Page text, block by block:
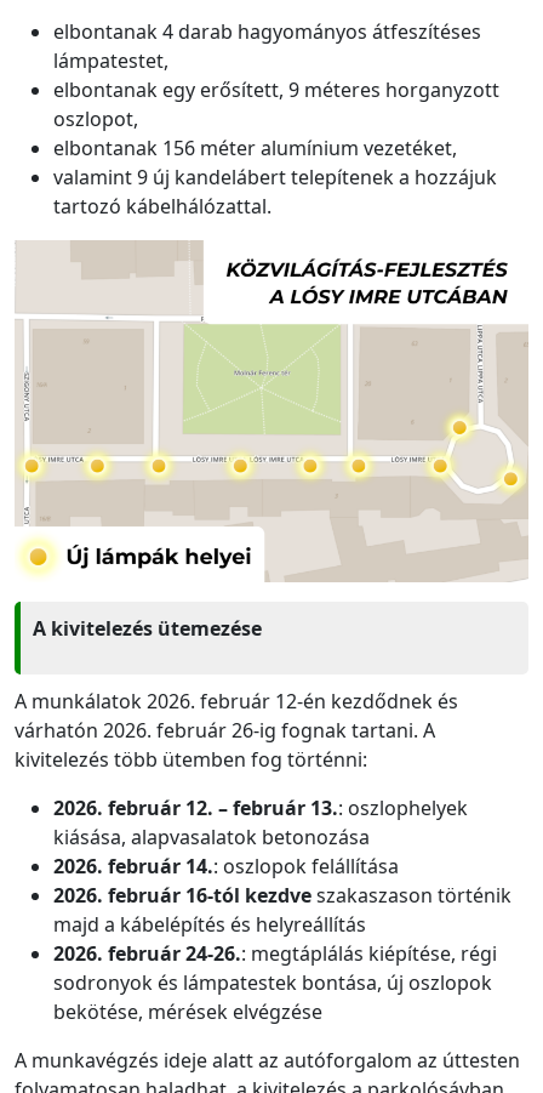
elbontanak 4 darab hagyományos átfeszítéses
lámpatestet,
elbontanak egy erősített, 9 méteres horganyzott
oszlopot,
elbontanak 156 méter alumínium vezetéket,
valamint 9 új kandelábert telepítenek a hozzájuk
tartozó kábelhálózattal.
A kivitelezés ütemezése
A munkálatok 2026. február 12-én kezdődnek és
várhatón 2026. február 26-ig fognak tartani. A
kivitelezés több ütemben fog történni:
2026. február 12. – február 13.: oszlophelyek
kiásása, alapvasalatok betonozása
2026. február 14.: oszlopok felállítása
2026. február 16-tól kezdveszakaszason történik
majd a kábelépítés és helyreállítás
2026. február 24-26.: megtáplálás kiépítése, régi
sodronyok és lámpatestek bontása, új oszlopok
bekötése, mérések elvégzése
A munkavégzés ideje alatt az autóforgalom az úttesten